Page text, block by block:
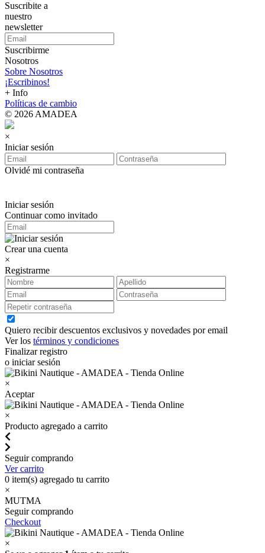
Suscribite a
nuestro
newsletter
Suscribirme
Nosotros
Sobre Nosotros
¡Escribinos!
+ Info
Políticas de cambio
© 2026 AMADEA
×
Iniciar sesión
Olvidé mi contraseña
Iniciar sesión
Continuar como invitado
Crear una cuenta
×
Registrarme
Quiero recibir descuentos exclusivos y novedades por email
Ver los términos y condiciones
Finalizar registro
o iniciar sesión
×
Aceptar
×
Producto agregado a carrito
Seguir comprando
Ver carrito
0 item(s) agregado tu carrito
×
MUTMA
Seguir comprando
Checkout
×